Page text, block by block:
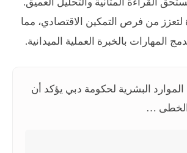
القراءة المتأنية والتحليل العميق.
من فرص التمكين الاقتصادي، مما
المهارات بالخبرة العملية الميدانية.
الموارد البشرية لحكومة دبي يؤكد أن
الخطى …